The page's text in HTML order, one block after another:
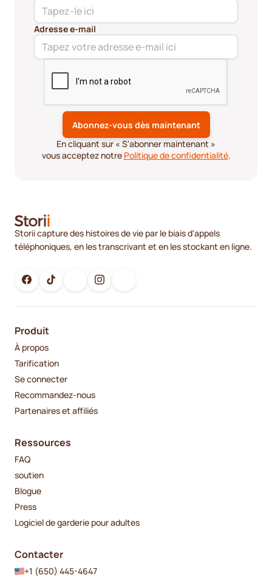
Adresse e-mail
En cliquant sur « S'abonner maintenant »
vous acceptez notre Politique de confidentialité.
Storii capture des histoires de vie par le biais d'appels
téléphoniques, en les transcrivant et en les stockant en ligne.
Produit
À propos
Tarification
Se connecter
Recommandez-nous
Partenaires et affiliés
Ressources
FAQ
soutien
Blogue
Press
Logiciel de garderie pour adultes
Contacter
+1 (650) 445-4647